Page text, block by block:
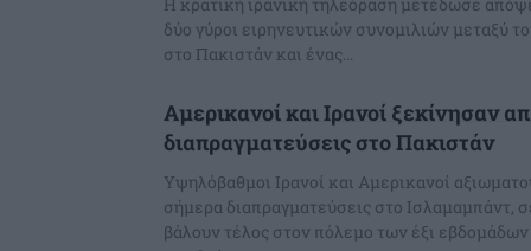
δύο γύροι ειρηνευτικών συνομιλιών μεταξύ
στο Πακιστάν και ένας...
Αμερικανοί και Ιρανοί ξεκίνησαν
διαπραγματεύσεις στο Πακιστάν
Υψηλόβαθμοι Ιρανοί και Αμερικανοί
σήμερα διαπραγματεύσεις στο Ισλαμαμπάντ,
βάλουν τέλος στον πόλεμο των έξι